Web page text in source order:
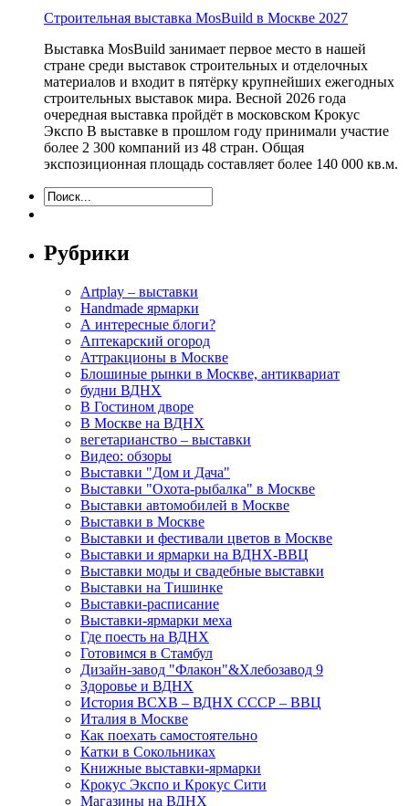
Строительная выставка MosBuild в Москве 2027
Выставка MosBuild занимает первое место в нашей
стране среди выставок строительных и отделочных
материалов и входит в пятёрку крупнейших ежегодных
строительных выставок мира. Весной 2026 года
очередная выставка пройдёт в московском Крокус
Экспо В выставке в прошлом году принимали участие
более 2 300 компаний из 48 стран. Общая
экспозиционная площадь составляет более 140 000 кв.м.
Рубрики
Artplay – выставки
Handmade ярмарки
А интересные блоги?
Аптекарский огород
Аттракционы в Москве
Блошиные рынки в Москве, антиквариат
будни ВДНХ
В Гостином дворе
В Москве на ВДНХ
вегетарианство – выставки
Видео: обзоры
Выставки "Дом и Дача"
Выставки "Охота-рыбалка" в Москве
Выставки автомобилей в Москве
Выставки в Москве
Выставки и фестивали цветов в Москве
Выставки и ярмарки на ВДНХ-ВВЦ
Выставки моды и свадебные выставки
Выставки на Тишинке
Выставки-расписание
Выставки-ярмарки меха
Где поесть на ВДНХ
Готовимся в Стамбул
Дизайн-завод "Флакон"&Хлебозавод 9
Здоровье и ВДНХ
История ВСХВ – ВДНХ СССР – ВВЦ
Италия в Москве
Как поехать самостоятельно
Катки в Сокольниках
Книжные выставки-ярмарки
Крокус Экспо и Крокус Сити
Магазины на ВДНХ